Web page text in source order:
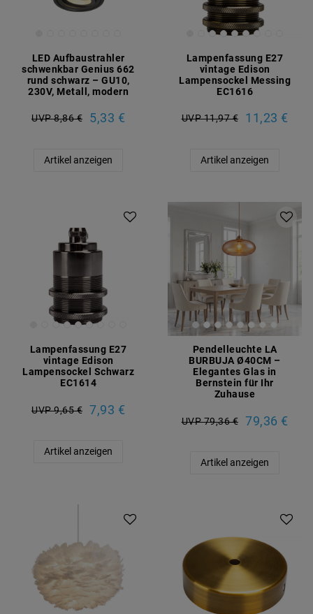
LED Aufbaustrahler
schwenkbar Genius 662
rund schwarz – GU10,
230V, Metall, modern
UVP 8,86 € 5,33 €
Artikel anzeigen
Lampenfassung E27
vintage Edison
Lampensockel Messing
EC1616
UVP 11,97 € 11,23 €
Artikel anzeigen
Lampenfassung E27
vintage Edison
Lampensockel Schwarz
EC1614
UVP 9,65 € 7,93 €
Artikel anzeigen
Pendelleuchte LA
BURBUJA Ø40CM –
Elegantes Glas in
Bernstein für Ihr
Zuhause
UVP 79,36 € 79,36 €
Artikel anzeigen